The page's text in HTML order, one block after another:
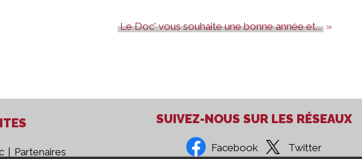
Le Doc' vous souhaite une bonne année et...
Partenaires
SUIVEZ-NOUS SUR LES RÉSEAUX
Facebook Twitter